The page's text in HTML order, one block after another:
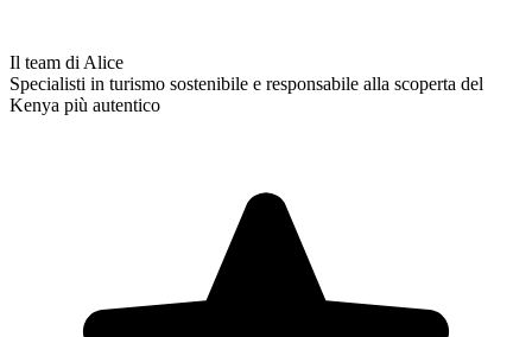
Il team di Alice
Specialisti in turismo sostenibile e responsabile alla scoperta del
Kenya più autentico